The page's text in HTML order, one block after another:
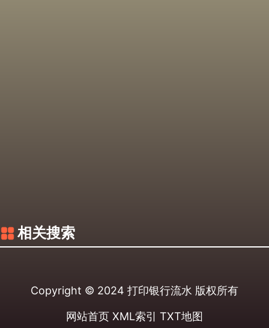
相关搜索
Copyright © 2024 打印银行流水 版权所有
网站首页 XML索引 TXT地图